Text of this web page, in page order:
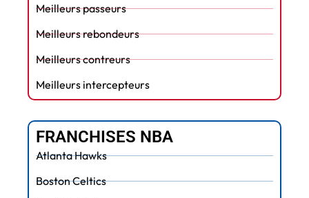
Meilleurs passeurs
Meilleurs rebondeurs
Meilleurs contreurs
Meilleurs intercepteurs
FRANCHISES NBA
Atlanta Hawks
Boston Celtics